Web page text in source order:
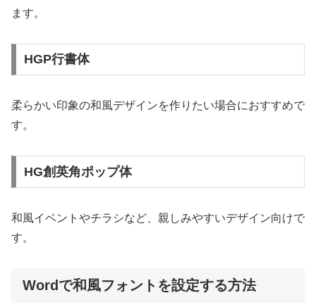
ます。
HGP行書体
柔らかい印象の和風デザインを作りたい場合におすすめで
す。
HG創英角ポップ体
和風イベントやチラシなど、親しみやすいデザイン向けで
す。
Wordで和風フォントを設定する方法